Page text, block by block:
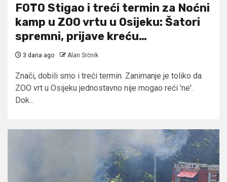
FOTO Stigao i treći termin za Noćni
kamp u ZOO vrtu u Osijeku: Šatori
spremni, prijave kreću…
3 dana ago Alan Srčnik
Znači, dobili smo i treći termin. Zanimanje je toliko da
ZOO vrt u Osijeku jednostavno nije mogao reći 'ne'.
Dok...